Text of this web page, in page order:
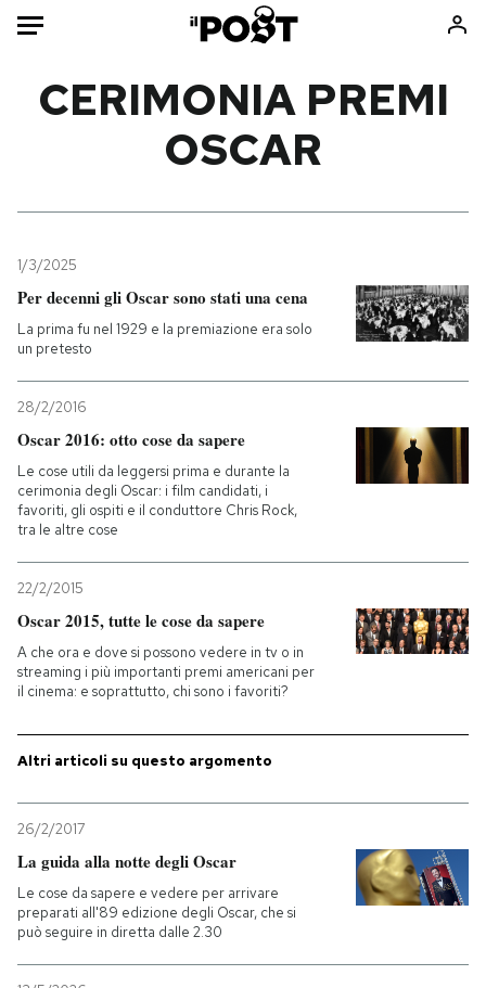
Mondo
Tecnologia
Internet
Scienza
Economia
Sport
Libri
Ok Boomer!
Media
Mondiali calcio 2026
PODCAST
NEWSLETTER
I MIEI PREFERITI
AREA PERSONALE
Entra
CERIMONIA PREMI
OSCAR
1/3/2025
Per decenni gli Oscar sono stati una cena
La prima fu nel 1929 e la premiazione era solo
un pretesto
28/2/2016
Oscar 2016: otto cose da sapere
Le cose utili da leggersi prima e durante la
cerimonia degli Oscar: i film candidati, i
favoriti, gli ospiti e il conduttore Chris Rock,
tra le altre cose
22/2/2015
Oscar 2015, tutte le cose da sapere
A che ora e dove si possono vedere in tv o in
streaming i più importanti premi americani per
il cinema: e soprattutto, chi sono i favoriti?
Altri articoli su questo argomento
26/2/2017
La guida alla notte degli Oscar
Le cose da sapere e vedere per arrivare
preparati all'89 edizione degli Oscar, che si
può seguire in diretta dalle 2.30